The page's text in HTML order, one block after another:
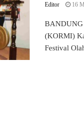
Editor 16
BANDUNG
(KORMI)
Festival